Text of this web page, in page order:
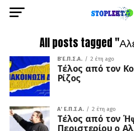
All posts tagged
Β΄ Ε.Π.Σ.Α. 2 έτη ago
Τέλος από τον
Ρίζος
A' Ε.Π.Σ.Α. 2 έτη ago
Τέλος από τον
Περιστερίου ο